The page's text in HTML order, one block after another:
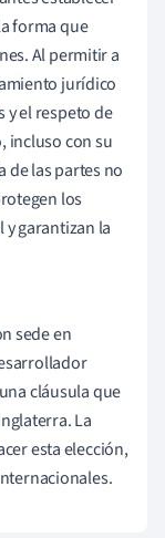
forma que
Al permitir a
jurídico
y el respeto de
incluso con su
de las partes no
los
garantizan la
sede en
cláusula que
La
esta elección,